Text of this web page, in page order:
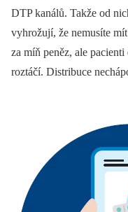
DTP kanálů. Takže od
vyhrožují, že nemusíte
za míň peněz, ale
roztáčí. Distribuce